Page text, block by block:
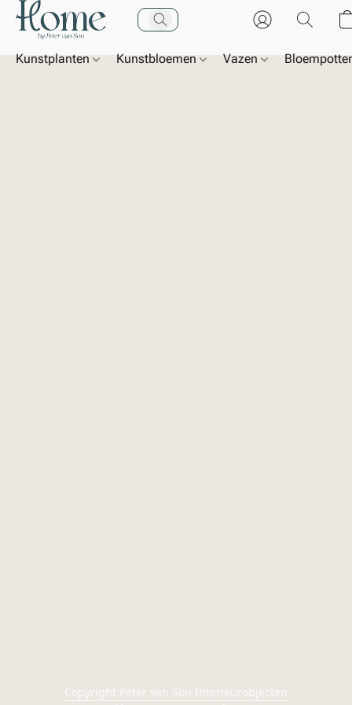
Kunstplanten Kunstbloemen Vazen
Copyright Peter van Son Interieurobjecten